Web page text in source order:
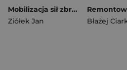
Mobilizacja sił zbrojnych na lewobrzeżu Wisły 1830-31(reprint)
Ziółek Jan
Błażej